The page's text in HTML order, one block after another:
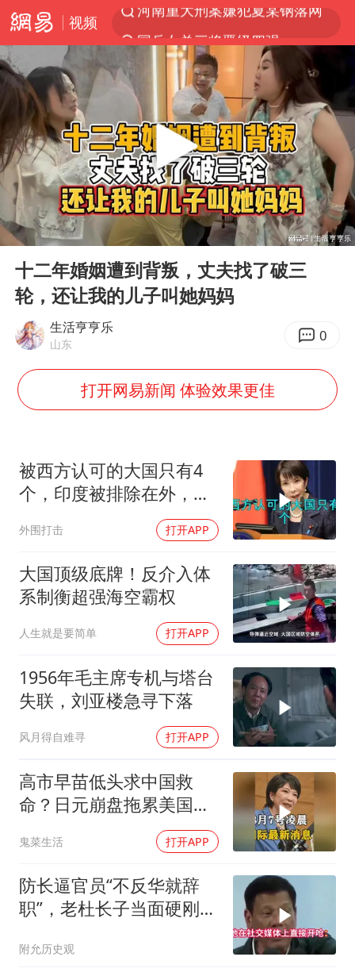
视频
国乒女单三将晋级四强
光影经济撬动暑期消费新蓝海
马克·艾伦退出斯诺克中国公开赛
微信又有新功能，你可以“撤回”你的撤回了！
新疆优化调整景区内自驾服务费
上四休三，但降薪1000元，你接受吗？
情侣平潭拍日出坠崖1死1伤
夏日经济乘“热”而上 消费市场向“新”而行
白海豚将正面袭击贯穿浙江
酒店回应车内过夜被收150元
杭州全市有序停课
几元成本的AI广告导致千万市值蒸发
老挝国会主席赛宋蓬逝世
乐享全民健身 共筑健康中国
Play
00:00 05:35
十二年婚姻遭到背叛，丈夫找了破三
轮，还让我的儿子叫她妈妈
生活亨亨乐
山东 0
打开网易新闻 体验效果更佳
被西方认可的大国只有4
个，印度被排除在外，为
外围打击 打开APP
大国顶级底牌！反介入体
系制衡超强海空霸权
人生就是要简单 打开APP
1956年毛主席专机与塔台
失联，刘亚楼急寻下落
风月得自难寻 打开APP
高市早苗低头求中国救
命？日元崩盘拖累美国下
水！川普也坐不住了
鬼菜生活 打开APP
防长逼官员“不反华就辞
职”，老杜长子当面硬刚：
附允历史观